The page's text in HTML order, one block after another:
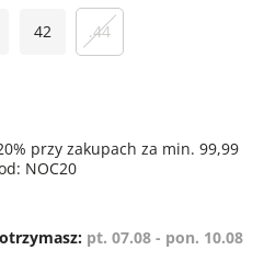
42 .44
przy zakupach za min. 99,99
NOC20
pt. 07.08 - pon. 10.08